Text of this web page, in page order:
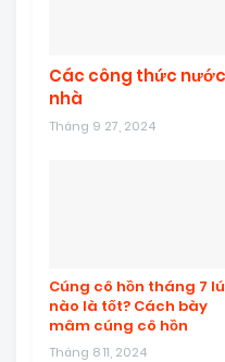
Các công thức
nhà
Tháng 9 27, 2024
Cúng cô hồn tháng 7
nào là tốt? Cách bày
mâm cúng cô hồn
Tháng 8 11, 2024